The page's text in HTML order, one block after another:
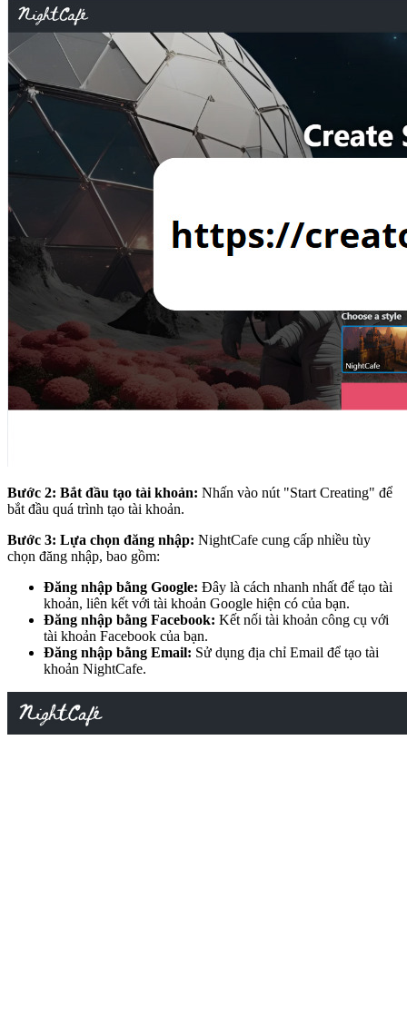
Bước 2: Bắt đầu tạo tài khoản: Nhấn vào nút "Start Creating" để
bắt đầu quá trình tạo tài khoản.
Bước 3: Lựa chọn đăng nhập: NightCafe cung cấp nhiều tùy
chọn đăng nhập, bao gồm:
Đăng nhập bằng Google: Đây là cách nhanh nhất để tạo tài
khoản, liên kết với tài khoản Google hiện có của bạn.
Đăng nhập bằng Facebook: Kết nối tài khoản công cụ với
tài khoản Facebook của bạn.
Đăng nhập bằng Email: Sử dụng địa chỉ Email để tạo tài
khoản NightCafe.